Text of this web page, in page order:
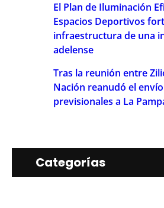
El Plan de Iluminación
Espacios Deportivos
infraestructura de una
adelense
Tras la reunión entre
Nación reanudó el
previsionales a La
Categorías